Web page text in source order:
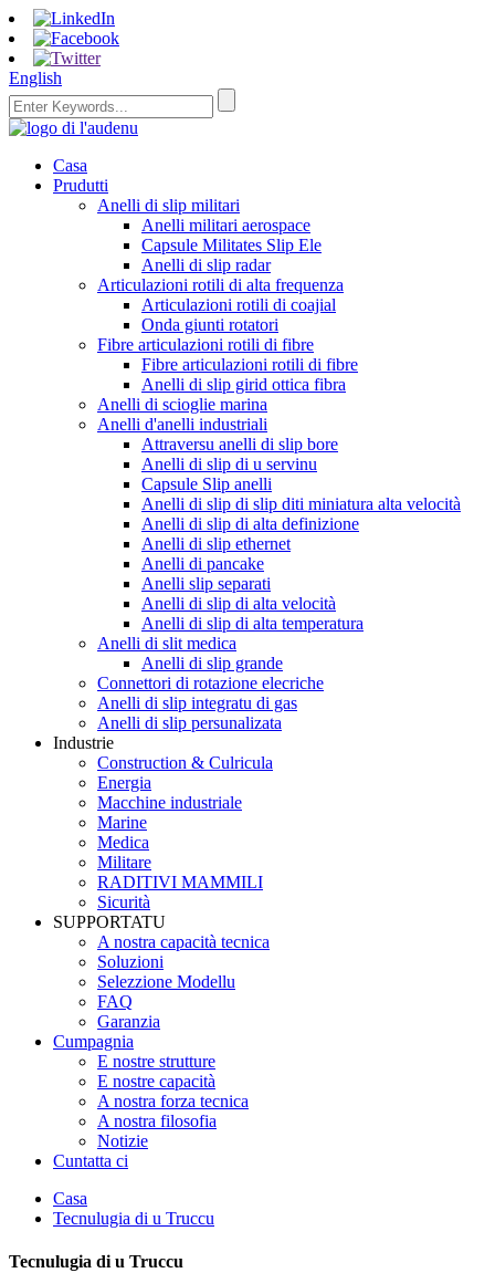
English
Casa
Prudutti
Anelli di slip militari
Anelli militari aerospace
Capsule Militates Slip Ele
Anelli di slip radar
Articulazioni rotili di alta frequenza
Articulazioni rotili di coajial
Onda giunti rotatori
Fibre articulazioni rotili di fibre
Fibre articulazioni rotili di fibre
Anelli di slip girid ottica fibra
Anelli di scioglie marina
Anelli d'anelli industriali
Attraversu anelli di slip bore
Anelli di slip di u servinu
Capsule Slip anelli
Anelli di slip di slip diti miniatura alta velocità
Anelli di slip di alta definizione
Anelli di slip ethernet
Anelli di pancake
Anelli slip separati
Anelli di slip di alta velocità
Anelli di slip di alta temperatura
Anelli di slit medica
Anelli di slip grande
Connettori di rotazione elecriche
Anelli di slip integratu di gas
Anelli di slip persunalizata
Industrie
Construction & Culricula
Energia
Macchine industriale
Marine
Medica
Militare
RADITIVI MAMMILI
Sicurità
SUPPORTATU
A nostra capacità tecnica
Soluzioni
Selezzione Modellu
FAQ
Garanzia
Cumpagnia
E nostre strutture
E nostre capacità
A nostra forza tecnica
A nostra filosofia
Notizie
Cuntatta ci
Casa
Tecnulugia di u Truccu
Tecnulugia di u Truccu